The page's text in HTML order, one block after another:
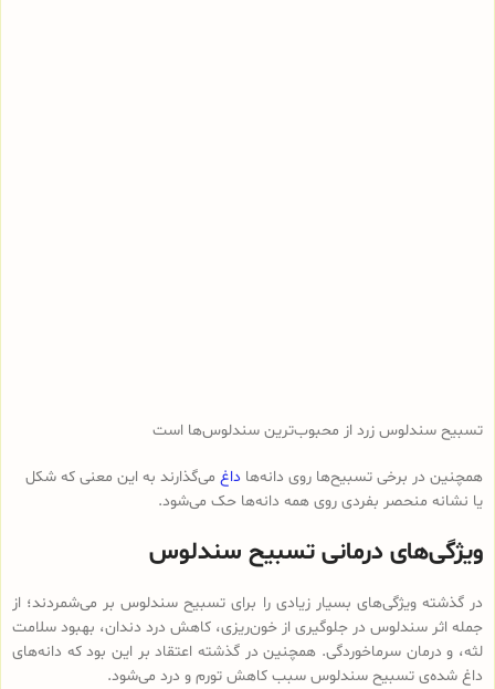
تسبیح سندلوس زرد از محبوب‌ترین سندلوس‌ها است
همچنین در برخی تسبیح‌ها روی دانه‌ها داغ می‌گذارند به این معنی که شکل
یا نشانه منحصر بفردی روی همه دانه‌ها حک می‌شود.
ویژگی‌های درمانی تسبیح سندلوس
در گذشته ویژگی‌های بسیار زیادی را برای تسبیح سندلوس بر می‌شمردند؛ از
جمله اثر سندلوس در جلوگیری از خون‌ریزی، کاهش درد دندان، بهبود سلامت
لثه، و درمان سرماخوردگی. همچنین در گذشته اعتقاد بر این بود که دانه‌های
داغ شده‌ی تسبیح سندلوس سبب کاهش تورم و درد می‌شود.